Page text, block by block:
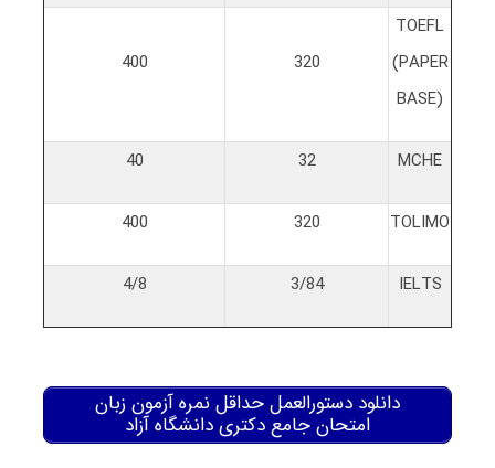
TOEFL
(PAPER
BASE)
320
400
MCHE
32
40
TOLIMO
320
400
IELTS
3/84
4/8
دانلود دستورالعمل حداقل نمره آزمون زبان
امتحان جامع دکتری دانشگاه آزاد